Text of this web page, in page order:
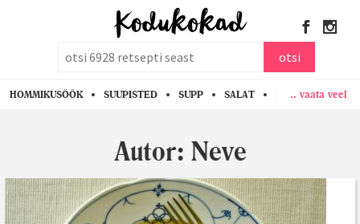
otsi
HOMMIKUSÖÖK SUUPISTED SUPP SALAT PASTA KANA
.. vaata veel
Autor: Neve